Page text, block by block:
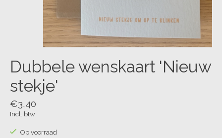
Dubbele wenskaart 'Nieuw
stekje'
€3,40
Incl. btw
Op voorraad